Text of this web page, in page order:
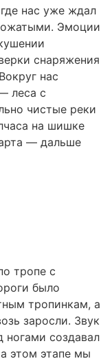
нас уже ждал
Эмоции
снаряжения
нас
леса с
чистые реки
на шишке
— дальше
тропе с
было
тропинкам, а
заросли. Звук
ногами создавал
этом этапе мы